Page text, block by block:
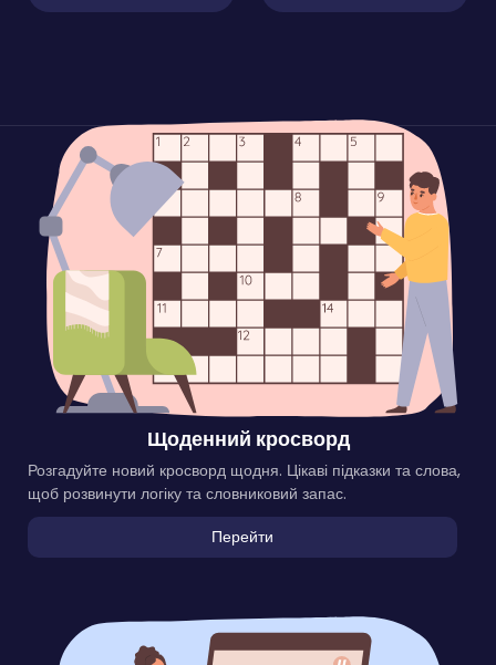
Щоденний кросворд
Розгадуйте новий кросворд щодня. Цікаві підказки та слова,
щоб розвинути логіку та словниковий запас.
Перейти